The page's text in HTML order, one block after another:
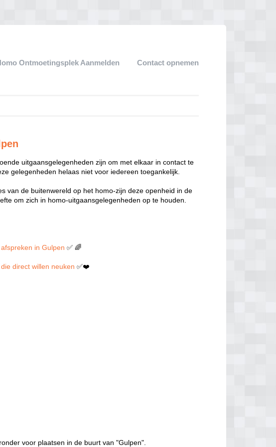
Ontmoetingsplek Aanmelden Contact opnemen
uitgaansgelegenheden zijn om met elkaar in contact te
gelegenheden helaas niet voor iedereen toegankelijk.
van de buitenwereld op het homo-zijn deze openheid in de
om zich in homo-uitgaansgelegenheden op te houden.
in Gulpen ✅ 🌈
direct willen neuken✅❤️
voor plaatsen in de buurt van "Gulpen".